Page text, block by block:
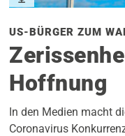
US-BÜRGER ZUM
Hoffnung
In den Medien macht
Coronavirus